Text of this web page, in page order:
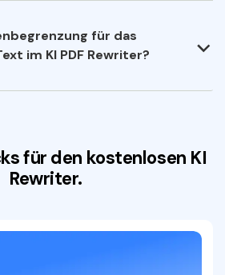
für das
im KI PDF Rewriter?
für den kostenlosen KI
Rewriter.